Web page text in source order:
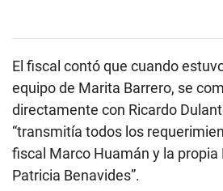
El fiscal contó que cuando
equipo de Marita Barrero, se
directamente con Ricardo
“transmitía todos los
fiscal Marco Huamán y la propia
Patricia Benavides”.